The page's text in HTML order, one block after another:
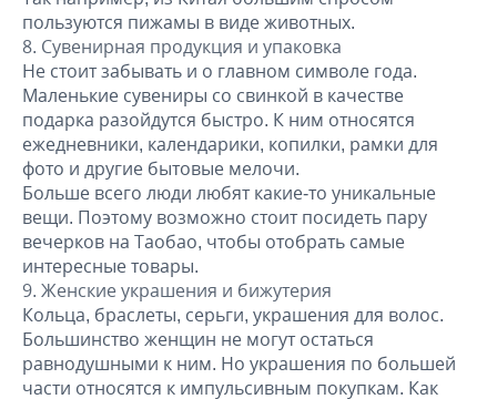
пользуются пижамы в виде животных.
Сувенирная продукция и упаковка
Не стоит забывать и о главном символе года.
Маленькие сувениры со свинкой в качестве
подарка разойдутся быстро. К ним относятся
ежедневники, календарики, копилки, рамки для
фото и другие бытовые мелочи.
Больше всего люди любят какие-то уникальные
вещи. Поэтому возможно стоит посидеть пару
вечерков на Таобао, чтобы отобрать самые
интересные товары.
Женские украшения и бижутерия
Кольца, браслеты, серьги, украшения для волос.
Большинство женщин не могут остаться
равнодушными к ним. Но украшения по большей
части относятся к импульсивным покупкам. Как